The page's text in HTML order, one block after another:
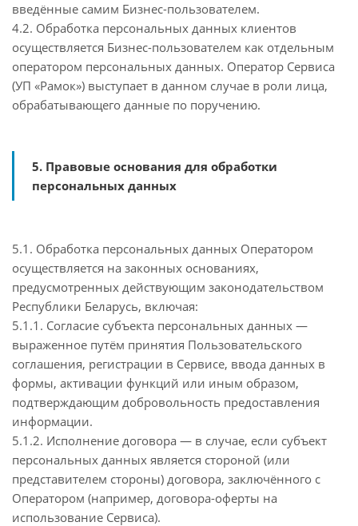
введённые самим Бизнес-пользователем.
4.2. Обработка персональных данных клиентов
осуществляется Бизнес-пользователем как отдельным
оператором персональных данных. Оператор Сервиса
(УП «Рамок») выступает в данном случае в роли лица,
обрабатывающего данные по поручению.
5. Правовые основания для обработки
персональных данных
5.1. Обработка персональных данных Оператором
осуществляется на законных основаниях,
предусмотренных действующим законодательством
Республики Беларусь, включая:
5.1.1. Согласие субъекта персональных данных —
выраженное путём принятия Пользовательского
соглашения, регистрации в Сервисе, ввода данных в
формы, активации функций или иным образом,
подтверждающим добровольность предоставления
информации.
5.1.2. Исполнение договора — в случае, если субъект
персональных данных является стороной (или
представителем стороны) договора, заключённого с
Оператором (например, договора-оферты на
использование Сервиса).